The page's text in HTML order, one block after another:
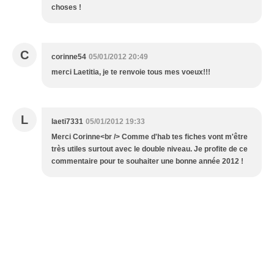
choses !
C corinne54 05/01/2012 20:49
merci Laetitia, je te renvoie tous mes voeux!!!
L laeti7331 05/01/2012 19:33
Merci Corinne<br /> Comme d'hab tes fiches vont m'être
très utiles surtout avec le double niveau. Je profite de ce
commentaire pour te souhaiter une bonne année 2012 !